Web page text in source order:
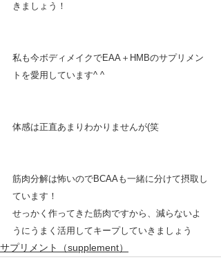
きましょう！
私も今ボディメイクでEAA＋HMBのサプリメン
トを愛用しています^ ^
体感は正直あまりわかりませんが(笑
筋肉分解は怖いのでBCAAも一緒に分けて摂取し
ています！
せっかく作ってきた筋肉ですから、減らないよ
うにうまく活用してキープしていきましょう
サプリメント（supplement）